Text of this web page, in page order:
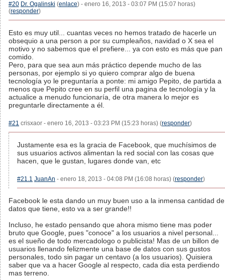
#20 Dr. Ogalinski (enlace) - enero 16, 2013 - 03:07 PM (15:07 horas)
(responder)
Esto es muy util... cuantas veces no hemos tratado de hacerle un
obsequio a una person a por su cumpleaños, navidad o X sea el
motivo y no sabemos que el prefiere... ya con esto es más que pan
comido.
Pero, para que sea aun más práctico depende mucho de las
personas, por ejemplo si yo quiero comprar algo de buena
tecnología yo le preguntaría a ponte: mi amigo Pepito, de partida a
menos que Pepito cree en su perfil una pagina de tecnología y la
actualice a menudo funcionaría, de otra manera lo mejor es
preguntarle directamente a él.
#21 crisxaor - enero 16, 2013 - 03:23 PM (15:23 horas) (responder)
Justamente esa es la gracia de Facebook, que muchísimos de
sus usuarios activos alimentan la red social con las cosas que
hacen, que le gustan, lugares donde van, etc
#21.1 JuanAn - enero 18, 2013 - 04:08 PM (16:08 horas) (responder)
Facebook le esta dando un muy buen uso a la inmensa cantidad de
datos que tiene, esto va a ser grande!!
Incluso, he estado pensando que ahora mismo tiene mas poder
bruto que Google, pues "conoce" a los usuarios a nivel personal...
es el sueño de todo mercadologo o publicista! Mas de un billon de
usuarios llenando felizmente una base de datos con sus gustos
personales, todo sin pagar un centavo (a los usuarios). Quisiera
saber que va a hacer Google al respecto, cada dia esta perdiendo
mas terreno.